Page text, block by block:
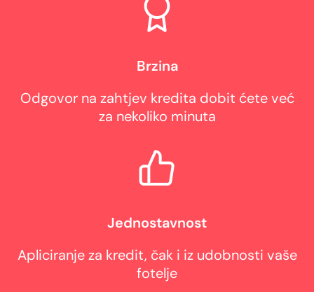
Brzina
Odgovor na zahtjev kredita dobit ćete već
za nekoliko minuta
Jednostavnost
Apliciranje za kredit, čak i iz udobnosti vaše
fotelje